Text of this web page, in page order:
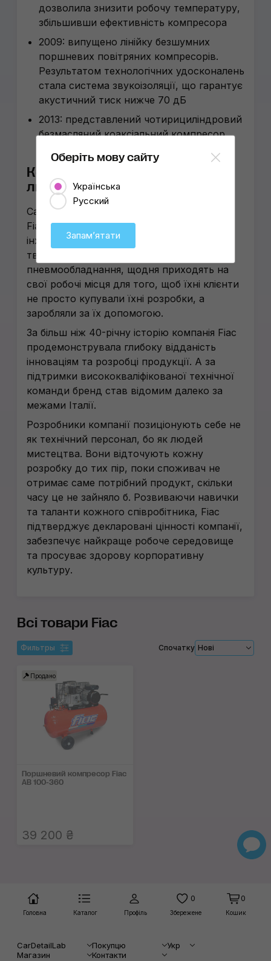
дозволила знизити робочу температуру,
збільшивши ефективність компресора
2009: випущено лінійку безшумних
поршневих повітряних компресорів.
Результатом технологічних удосконалень
стала система звукоізоляції, що гарантує
акустичний тиск нижче 70 дБ
2013: представлений чотирициліндровий
безмасляний коаксіальний компресор
Компанії складаються з
людей, а не продуктів
Саме таку головну цінність декларують у
Fiac. За твердженням самої команди
інженерів-розробників, вони – пристрасні
творці систем подачі повітря та
пневмообладнання, щодня приходять на
свої робочі місця для того, щоб їхні клієнти
не просто купували їхні розробки, а
заробляли за їх допомогою.
За більш ніж 40-річну історію компанія Fiac
продемонструвала глибоку відданість
інноваціям та розробці продукції. А за
підтримки висококваліфікованої технічної
команди бренд став відомим далеко за
межами Італії.
Розробники компанії позиціонують себе не
як технічний персонал, бо як людей
мистецтва. Вони відточують кожну
розробку до тих пір, поки споживач не
отримає саме потрібний продукт, скільки
часу це не зайняло б. Розвиваючи навички
та таланти кожного співробітника, Fiac
підтверджує декларовані цінності компанії,
забезпечує найкраще робоче середовище
та просуває здорову корпоративну
культуру.
Всі товари Fiac
Фильтры Спочатку Нові
Продано
Поршневий компресор Fiac
AB 100-360
39 200 ₴
Головна Каталог Профіль
0
Збережене
0
Кошик
CarDetailLab Покупцю
Укр
Магазин
Контакти
Оберіть мову сайту
Українська
Русский
Запамʼятати